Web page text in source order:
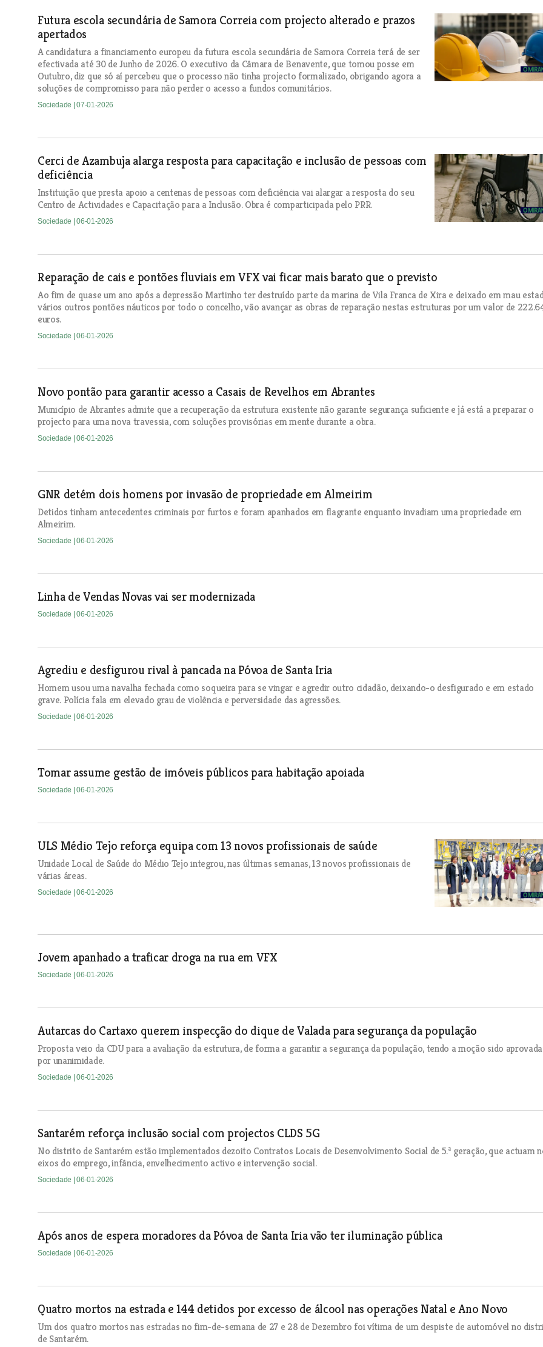
Futura escola secundária de Samora Correia com projecto alterado e prazos
apertados
A candidatura a financiamento europeu da futura escola secundária de Samora Correia terá de ser
efectivada até 30 de Junho de 2026. O executivo da Câmara de Benavente, que tomou posse em
Outubro, diz que só aí percebeu que o processo não tinha projecto formalizado, obrigando agora a
soluções de compromisso para não perder o acesso a fundos comunitários.
Sociedade | 07-01-2026
Cerci de Azambuja alarga resposta para capacitação e inclusão de pessoas com
deficiência
Instituição que presta apoio a centenas de pessoas com deficiência vai alargar a resposta do seu
Centro de Actividades e Capacitação para a Inclusão. Obra é comparticipada pelo PRR.
Sociedade | 06-01-2026
Reparação de cais e pontões fluviais em VFX vai ficar mais barato que o previsto
Ao fim de quase um ano após a depressão Martinho ter destruído parte da marina de Vila Franca de Xira e deixado em mau
vários outros pontões náuticos por todo o concelho, vão avançar as obras de reparação nestas estruturas por um valor de
euros.
Sociedade | 06-01-2026
Novo pontão para garantir acesso a Casais de Revelhos em Abrantes
Município de Abrantes admite que a recuperação da estrutura existente não garante segurança suficiente e já está a preparar o
projecto para uma nova travessia, com soluções provisórias em mente durante a obra.
Sociedade | 06-01-2026
GNR detém dois homens por invasão de propriedade em Almeirim
Detidos tinham antecedentes criminais por furtos e foram apanhados em flagrante enquanto invadiam uma propriedade em
Almeirim.
Sociedade | 06-01-2026
Linha de Vendas Novas vai ser modernizada
Sociedade | 06-01-2026
Agrediu e desfigurou rival à pancada na Póvoa de Santa Iria
Homem usou uma navalha fechada como soqueira para se vingar e agredir outro cidadão, deixando-o desfigurado e em estado
grave. Polícia fala em elevado grau de violência e perversidade das agressões.
Sociedade | 06-01-2026
Tomar assume gestão de imóveis públicos para habitação apoiada
Sociedade | 06-01-2026
ULS Médio Tejo reforça equipa com 13 novos profissionais de saúde
Unidade Local de Saúde do Médio Tejo integrou, nas últimas semanas, 13 novos profissionais de
várias áreas.
Sociedade | 06-01-2026
Jovem apanhado a traficar droga na rua em VFX
Sociedade | 06-01-2026
Autarcas do Cartaxo querem inspecção do dique de Valada para segurança da população
Proposta veio da CDU para a avaliação da estrutura, de forma a garantir a segurança da população, tendo a moção sido aprovada
por unanimidade.
Sociedade | 06-01-2026
Santarém reforça inclusão social com projectos CLDS 5G
No distrito de Santarém estão implementados dezoito Contratos Locais de Desenvolvimento Social de 5.ª geração, que actuam
eixos do emprego, infância, envelhecimento activo e intervenção social.
Sociedade | 06-01-2026
Após anos de espera moradores da Póvoa de Santa Iria vão ter iluminação pública
Sociedade | 06-01-2026
Quatro mortos na estrada e 144 detidos por excesso de álcool nas operações Natal e Ano Novo
Um dos quatro mortos nas estradas no fim-de-semana de 27 e 28 de Dezembro foi vítima de um despiste de automóvel no
de Santarém.